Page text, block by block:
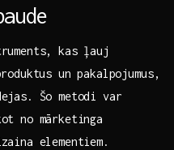
kas ļauj
un pakalpojumus,
Šo metodi var
no mārketinga
elementiem.